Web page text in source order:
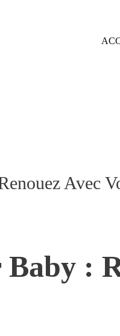
Avec
: